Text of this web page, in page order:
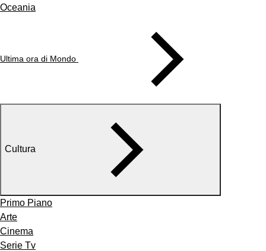
Oceania
Ultima ora di Mondo
Cultura
Primo Piano
Arte
Cinema
Serie Tv